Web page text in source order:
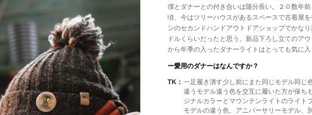
僕とダナーとの付き合いは随分長い。２０数年
頃、今はツリーハウスがあるスペースで古着屋
ンのセカンドハンドアウトドアショップでかな
ドルくらいだったと思う。新品下ろし立てのア
から年季の入ったダナーライトはとっても気に
ー愛用のダナーはなんですか？
TK： 一足履き潰す少し前にまた同じモデル同じ
違うモデル違う色を交互に履いた方が保ち
ジナルカラーとマウンテンライトのライト
モデルの違う色、アニバーサリーモデル、